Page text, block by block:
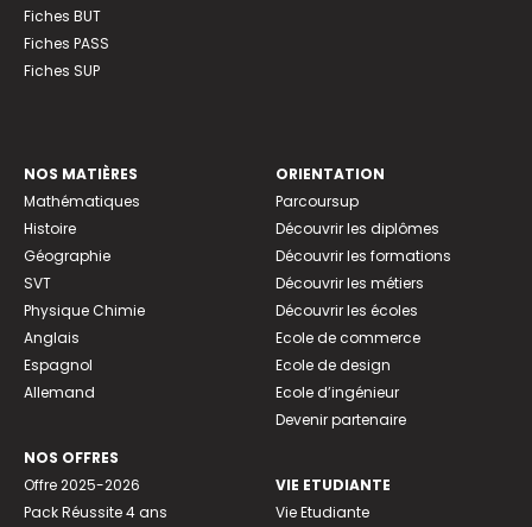
Fiches BUT
Fiches PASS
Fiches SUP
NOS MATIÈRES
Mathématiques
Histoire
Géographie
SVT
Physique Chimie
Anglais
Espagnol
Allemand
NOS OFFRES
Offre 2025-2026
Pack Réussite 4 ans
ORIENTATION
Parcoursup
Découvrir les diplômes
Découvrir les formations
Découvrir les métiers
Découvrir les écoles
Ecole de commerce
Ecole de design
Ecole d’ingénieur
Devenir partenaire
VIE ETUDIANTE
Vie Etudiante